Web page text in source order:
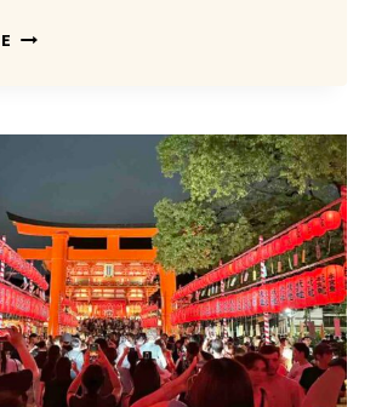
DÉCOUVREZ
UN
FRANCOPHONE